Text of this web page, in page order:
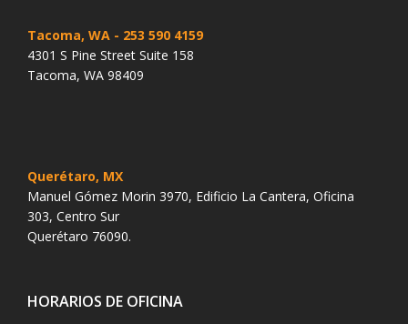
Tacoma, WA - 253 590 4159
4301 S Pine Street Suite 158
Tacoma, WA 98409
Querétaro, MX
Manuel Gómez Morin 3970, Edificio La Cantera, Oficina
303, Centro Sur
Querétaro 76090.
HORARIOS DE OFICINA